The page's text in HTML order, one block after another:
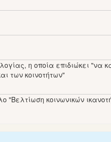
η οποία επιδιώκει
των κοινοτήτων"
"Βελτίωση κοινωνικών